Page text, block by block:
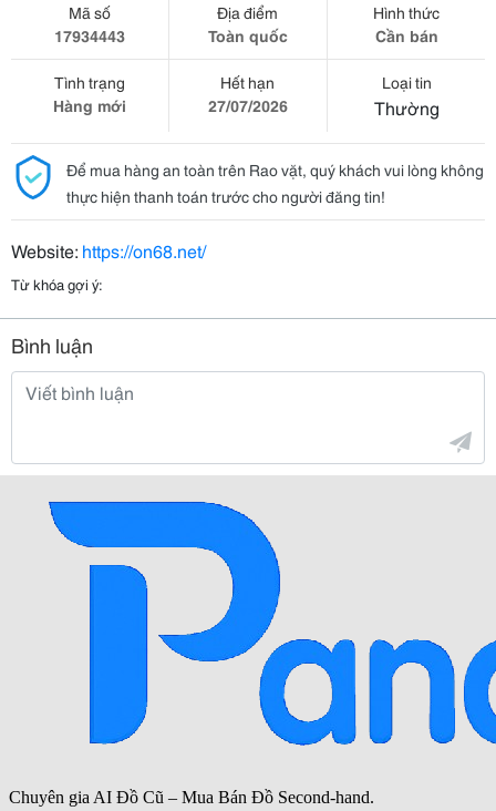
Mã số
17934443
Địa điểm
Toàn quốc
Hình thức
Cần bán
Tình trạng
Hàng mới
Hết hạn
27/07/2026
Loại tin
Thường
Để mua hàng an toàn trên Rao vặt, quý khách vui lòng không
thực hiện thanh toán trước cho người đăng tin!
Website: https://on68.net/
Từ khóa gợi ý:
Bình luận